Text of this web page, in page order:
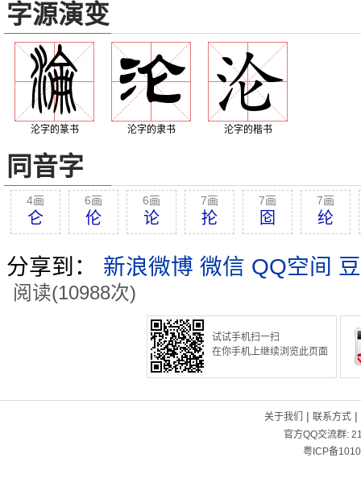
字源演变
沦字的篆书 沦字的隶书 沦字的楷书
同音字
4画
仑
6画
伦
6画
论
7画
抡
7画
囵
7画
纶
分享到： 新浪微博 微信 QQ空间
阅读(10988次)
试试手机扫一扫
在你手机上继续浏览此页面
关于我们 | 联系方式|
官方QQ交流群:
粤ICP备